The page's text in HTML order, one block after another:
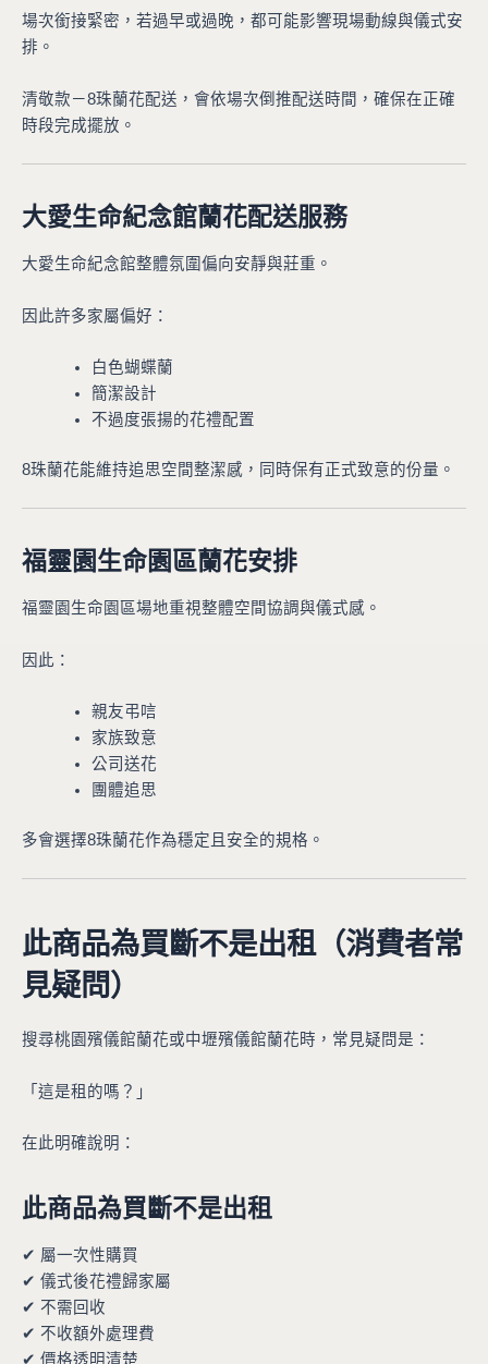
場次銜接緊密，若過早或過晚，都可能影響現場動線與儀式安
排。
清敬款－8珠蘭花配送，會依場次倒推配送時間，確保在正確
時段完成擺放。
大愛生命紀念館蘭花配送服務
大愛生命紀念館整體氛圍偏向安靜與莊重。
因此許多家屬偏好：
白色蝴蝶蘭
簡潔設計
不過度張揚的花禮配置
8珠蘭花能維持追思空間整潔感，同時保有正式致意的份量。
福靈園生命園區蘭花安排
福靈園生命園區場地重視整體空間協調與儀式感。
因此：
親友弔唁
家族致意
公司送花
團體追思
多會選擇8珠蘭花作為穩定且安全的規格。
此商品為買斷不是出租（消費者常
見疑問）
搜尋桃園殯儀館蘭花或中壢殯儀館蘭花時，常見疑問是：
「這是租的嗎？」
在此明確說明：
此商品為買斷不是出租
✔ 屬一次性購買
✔ 儀式後花禮歸家屬
✔ 不需回收
✔ 不收額外處理費
✔ 價格透明清楚